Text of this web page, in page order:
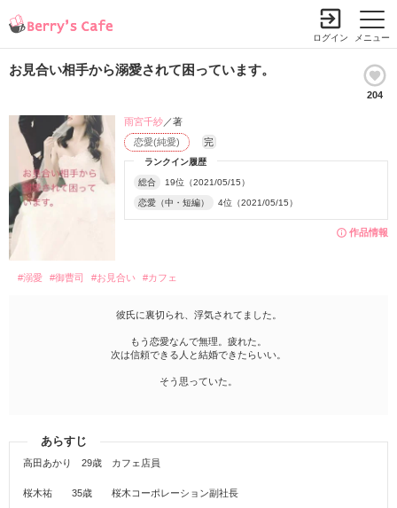
メニュー
ログイン
お見合い相手から溺愛されて困っています。
204
作品情報
ランクイン履歴
総合 19位（2021/05/15）
恋愛（中・短編） 4位（2021/05/15）
恋愛(純愛) 完
雨宮千紗／著
#溺愛 #御曹司 #お見合い #カフェ
彼氏に裏切られ、浮気されてました。
もう恋愛なんで無理。疲れた。
次は信頼できる人と結婚できたらいい。
そう思っていた。
あらすじ
高田あかり 29歳 カフェ店員
桜木祐 35歳 桜木コーポレーション副社長